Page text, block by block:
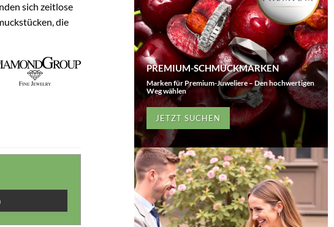
sich zeitlose
die
PREMIUM-SCHMUCKMARKEN
Marken für Premium-Juweliere – Den hochwertigen
Weg wählen
JETZT SUCHEN